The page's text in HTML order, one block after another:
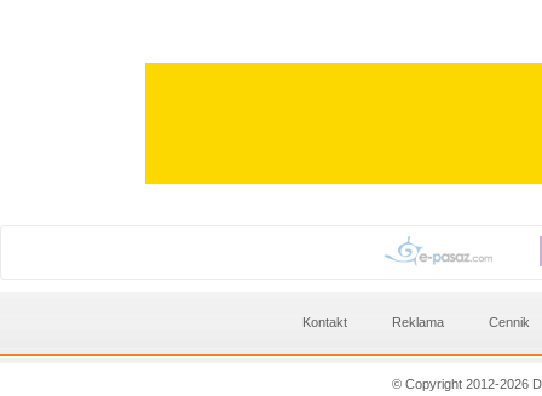
Kontakt Reklama Cennik
© Copyright 2012-2026